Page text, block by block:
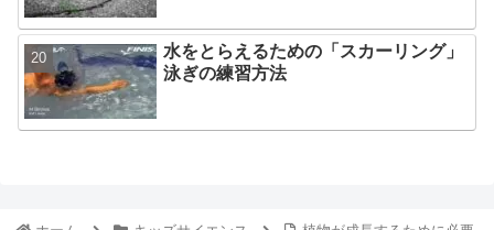
水をとらえるための「スカーリング」
泳ぎの練習方法